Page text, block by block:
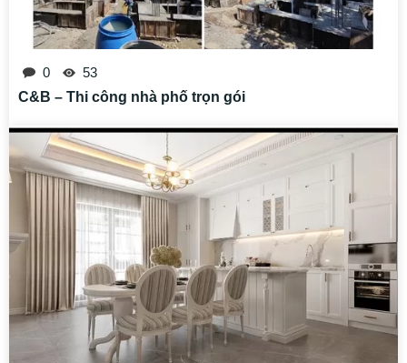
0
53
C&B – Thi công nhà phố trọn gói